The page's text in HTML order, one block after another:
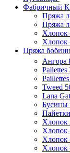
Фабричный
Пряжа
Пряжа
Хлопок
Хлопок
Пряжа
Ангора
Pailettes
Tweed
Lana
Бусины
Хлопок
Хлопок
Хлопок
Хлопок